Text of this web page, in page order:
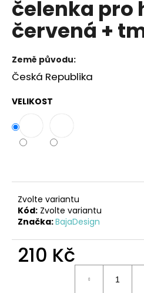
čelenka pro
červená +
Země původu:
Česká Republika
VELIKOST
Zvolte variantu
Kód: Zvolte variantu
Značka:BajaDesign
210 Kč
a
j
t
?
o
p
o
r
u